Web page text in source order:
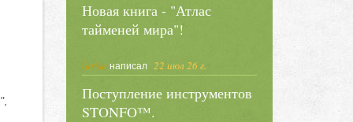
,
Новая книга - "Атлас
тайменей мира"!
larisa написал 22 июл 26 г.
Поступление инструментов
STONFO™.